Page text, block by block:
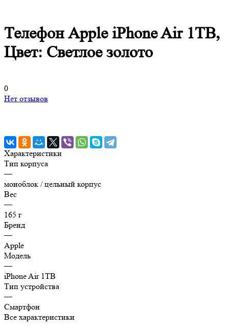
Телефон Apple iPhone Air 1TB,
Цвет: Светлое золото
0
Нет отзывов
Характеристики
Тип корпуса
—
моноблок / цельный корпус
Вес
—
165 г
Бренд
—
Apple
Модель
—
iPhone Air 1TB
Тип устройства
—
Смартфон
Все характеристики